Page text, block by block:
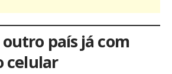
país já com
celular